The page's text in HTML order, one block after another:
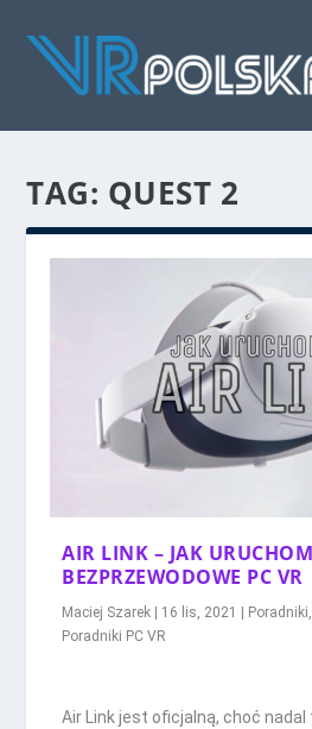
TAG: QUEST 2
AIR LINK – JAK
BEZPRZEWODOWE PC VR
Maciej Szarek | 16 lis, 2021 | Poradniki
Poradniki PC VR
Air Link jest oficjalną, choć